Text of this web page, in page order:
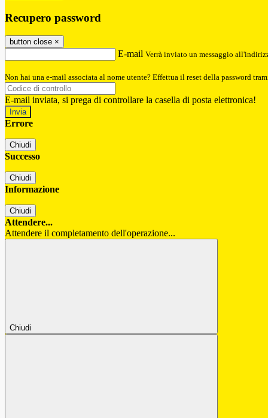
Recupero password
button close ×
E-mail Verrà inviato un messaggio
Non hai una e-mail associata al nome utente? Effettua il reset della password
E-mail inviata, si prega di controllare la casella di posta elettronica!
Errore
Chiudi
Successo
Chiudi
Informazione
Chiudi
Attendere...
Attendere il completamento dell'operazione...
Chiudi